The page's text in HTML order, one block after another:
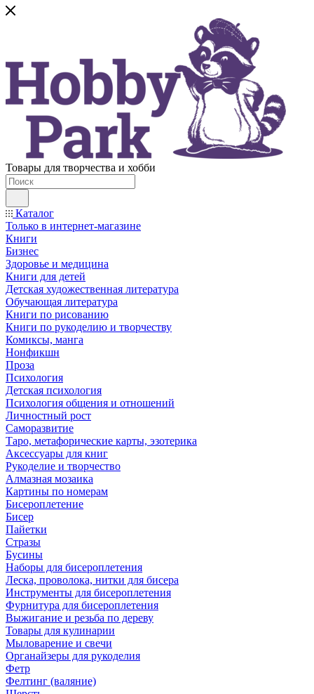
Товары для творчества и хобби
Каталог
Только в интернет-магазине
Книги
Бизнес
Здоровье и медицина
Книги для детей
Детская художественная литература
Обучающая литература
Книги по рисованию
Книги по рукоделию и творчеству
Комиксы, манга
Нонфикшн
Проза
Психология
Детская психология
Психология общения и отношений
Личностный рост
Саморазвитие
Таро, метафорические карты, эзотерика
Аксессуары для книг
Рукоделие и творчество
Алмазная мозаика
Картины по номерам
Бисероплетение
Бисер
Пайетки
Стразы
Бусины
Наборы для бисероплетения
Леска, проволока, нитки для бисера
Инструменты для бисероплетения
Фурнитура для бисероплетения
Выжигание и резьба по дереву
Товары для кулинарии
Мыловарение и свечи
Органайзеры для рукоделия
Фетр
Фелтинг (валяние)